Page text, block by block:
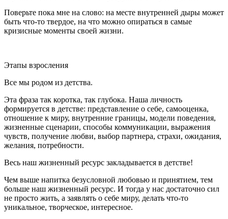
Поверьте пока мне на слово: на месте внутренней дыры может
быть что-то твердое, на что можно опираться в самые
кризисные моменты своей жизни.
Этапы взросления
Все мы родом из детства.
Эта фраза так коротка, так глубока. Наша личность
формируется в детстве: представление о себе, самооценка,
отношение к миру, внутренние границы, модели поведения,
жизненные сценарии, способы коммуникации, выражения
чувств, получение любви, выбор партнера, страхи, ожидания,
желания, потребности.
Весь наш жизненный ресурс закладывается в детстве!
Чем выше напитка безусловной любовью и принятием, тем
больше наш жизненный ресурс. И тогда у нас достаточно сил
не просто жить, а заявлять о себе миру, делать что-то
уникальное, творческое, интересное.